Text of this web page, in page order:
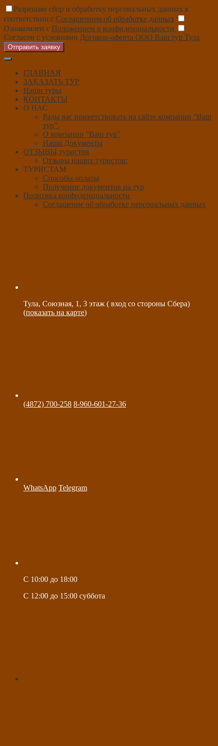
Разрешаю сбор и обработку персональных данных в
соответствии с Соглашением об обработке данных
Ознакомлен с Положением о конфиденциальности
Согласен с условиями Договор-оферта ООО Ваш тур Тула
Отправить заявку
ГЛАВНАЯ
ЗАКАЗАТЬ ТУР
Наши туры
КОНТАКТЫ
О НАС
Рады вас приветствовать на сайте компании “Ваш
тур”.
О компании “Ваш тур”
Наши Документы
ОТЗЫВЫ туристов
Отзывы наших туристов:
ТУРИСТАМ
Способы оплаты
Получение документов на тур
Политика конфиденциальности
Соглашение об обработке персональных данных
Тула, Союзная, 1, 3 этаж ( вход со стороны Сбера)
(показать на карте)
(4872) 700-258 8-960-601-27-36
WhatsApp Telegram
C 10:00 до 18:00
C 12:00 до 15:00 суббота